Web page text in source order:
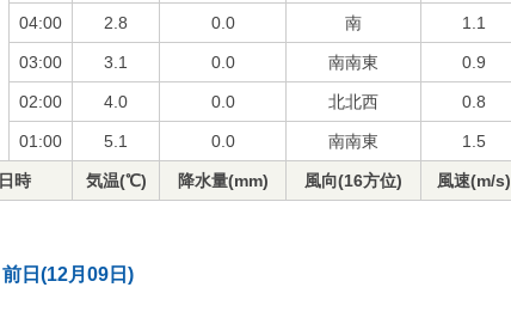
04:00 2.8 0.0 南 1.1
03:00 3.1 0.0 南南東 0.9
02:00 4.0 0.0 北北西 0.8
01:00 5.1 0.0 南南東 1.5
日時 気温(℃) 降水量(mm) 風向(16方位) 風速(m/s)
前日(12月09日)